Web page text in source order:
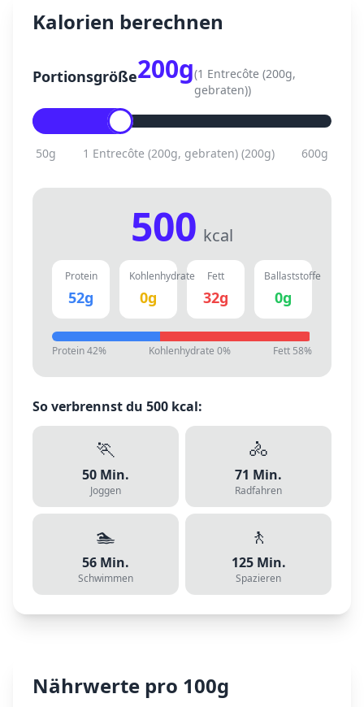
Kalorien berechnen
Portionsgröße200g(1 Entrecôte (200g,
gebraten))
50g 1 Entrecôte (200g, gebraten) (200g) 600g
500 kcal
Protein
52g
Kohlenhydrate
0g
Fett
32g
Ballaststoffe
0g
Protein42% Kohlenhydrate 0% Fett 58%
So verbrennst du 500 kcal:
🏃
50 Min.
Joggen
🚴
71 Min.
Radfahren
🏊
56 Min.
Schwimmen
🚶
125Min.
Spazieren
Nährwerte pro 100g